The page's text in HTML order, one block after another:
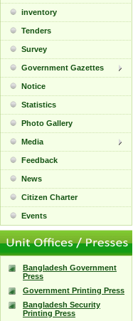
inventory
Tenders
Survey
Government Gazettes
Notice
Statistics
Photo Gallery
Media
Feedback
News
Citizen Charter
Events
Bangladesh Government
Press
Government Printing Press
Bangladesh Security
Printing Press